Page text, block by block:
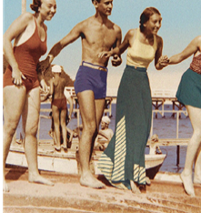
הנחת אתר ספר מודפס
$75
$68